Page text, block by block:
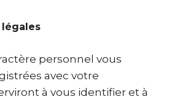
légales
personnel vous
avec votre
à vous identifier et à